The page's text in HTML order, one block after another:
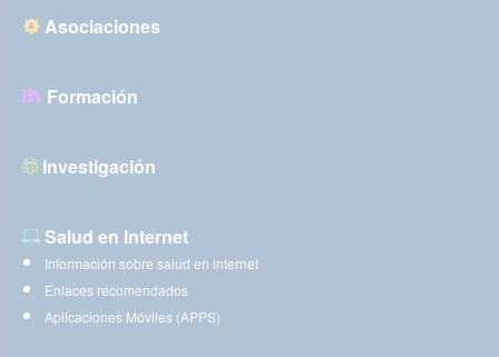
Asociaciones
Formación
Investigación
Salud en Internet
Información sobre salud en internet
Enlaces recomendados
Aplicaciones Móviles (APPS)